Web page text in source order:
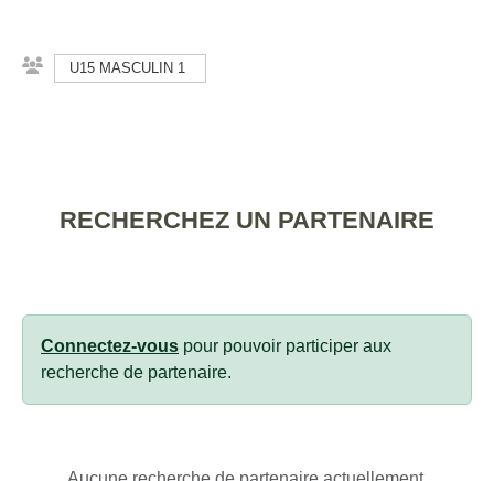
U15 MASCULIN 1
RECHERCHEZ UN PARTENAIRE
Connectez-vous pour pouvoir participer aux
recherche de partenaire.